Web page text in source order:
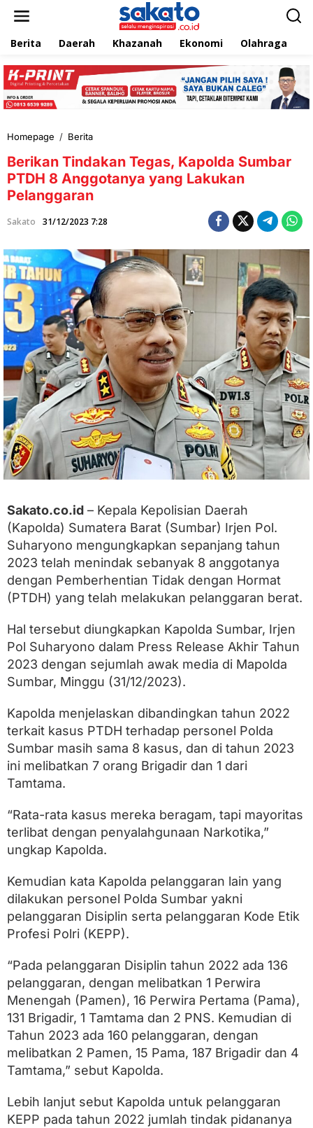
e
k
Berita Daerah Khazanah Ekonomi Olahraga
Homepage / Berita
r
i
k
a
T
n
d
a
k
a
n
T
e
g
a
s
K
a
p
o
l
d
a
m
b
a
r
P
T
H
A
g
g
o
t
n
y
y
a
a
k
u
k
n
e
l
a
g
a
a
n
Berikan Tindakan Tegas, Kapolda Sumbar
PTDH 8 Anggotanya yang Lakukan
Pelanggaran
Sakato 31/12/2023 7:28
Sakato.co.id – Kepala Kepolisian Daerah
(Kapolda) Sumatera Barat (Sumbar) Irjen Pol.
Suharyono mengungkapkan sepanjang tahun
2023 telah menindak sebanyak 8 anggotanya
dengan Pemberhentian Tidak dengan Hormat
(PTDH) yang telah melakukan pelanggaran berat.
Hal tersebut diungkapkan Kapolda Sumbar, Irjen
Pol Suharyono dalam Press Release Akhir Tahun
2023 dengan sejumlah awak media di Mapolda
Sumbar, Minggu (31/12/2023).
Kapolda menjelaskan dibandingkan tahun 2022
terkait kasus PTDH terhadap personel Polda
Sumbar masih sama 8 kasus, dan di tahun 2023
ini melibatkan 7 orang Brigadir dan 1 dari
Tamtama.
“Rata-rata kasus mereka beragam, tapi mayoritas
terlibat dengan penyalahgunaan Narkotika,”
ungkap Kapolda.
Kemudian kata Kapolda pelanggaran lain yang
dilakukan personel Polda Sumbar yakni
pelanggaran Disiplin serta pelanggaran Kode Etik
Profesi Polri (KEPP).
“Pada pelanggaran Disiplin tahun 2022 ada 136
pelanggaran, dengan melibatkan 1 Perwira
Menengah (Pamen), 16 Perwira Pertama (Pama),
131 Brigadir, 1 Tamtama dan 2 PNS. Kemudian di
Tahun 2023 ada 160 pelanggaran, dengan
melibatkan 2 Pamen, 15 Pama, 187 Brigadir dan 4
Tamtama,” sebut Kapolda.
Lebih lanjut sebut Kapolda untuk pelanggaran
KEPP pada tahun 2022 jumlah tindak pidananya